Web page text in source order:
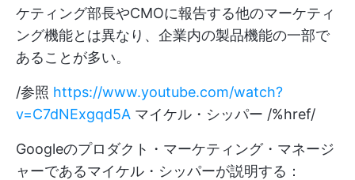
ケティング部長やCMOに報告する他のマーケティ
ング機能とは異なり、企業内の製品機能の一部で
あることが多い。
/参照 https://www.youtube.com/watch?
v=C7dNExgqd5A マイケル・シッパー /%href/
Googleのプロダクト・マーケティング・マネージ
ャーであるマイケル・シッパーが説明する：